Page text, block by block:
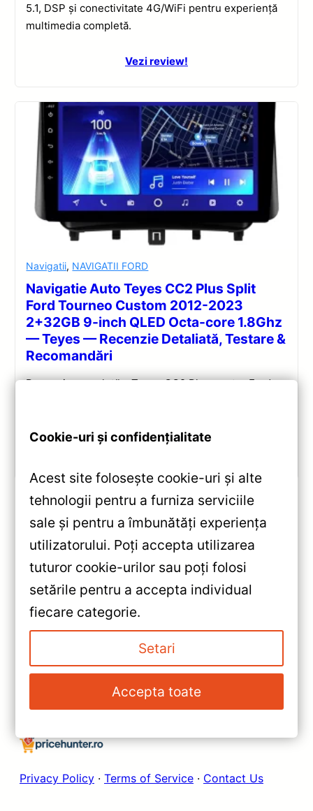
5.1, DSP și conectivitate 4G/WiFi pentru experiență
multimedia completă.
Vezi review!
Navigatii, NAVIGATII FORD
Navigatie Auto Teyes CC2 Plus Split
Ford Tourneo Custom 2012-2023
2+32GB 9-inch QLED Octa-core 1.8Ghz
— Teyes — Recenzie Detaliată, Testare &
Recomandări
Recenzie completă a Teyes CC2 Plus pentru Ford
«Navigație Auto Teyes X1 WiFi
Iveco Daily 2023-2024 2+32GB
10.2 inch — Recenzie Detaliată,
Testare & Recomandări
Navigație Teyes CC3 2K pentru
Iveco Daily 2023-2024 —
Recenzie Detaliată, Testare &
Recomandări
Privacy Policy · Terms of Service · Contact Us
Cookie-uri și confidențialitate
Acest site folosește cookie-uri și alte
tehnologii pentru a furniza serviciile
sale și pentru a îmbunătăți experiența
utilizatorului. Poți accepta utilizarea
tuturor cookie-urilor sau poți folosi
setările pentru a accepta individual
fiecare categorie.
Setari
Accepta toate